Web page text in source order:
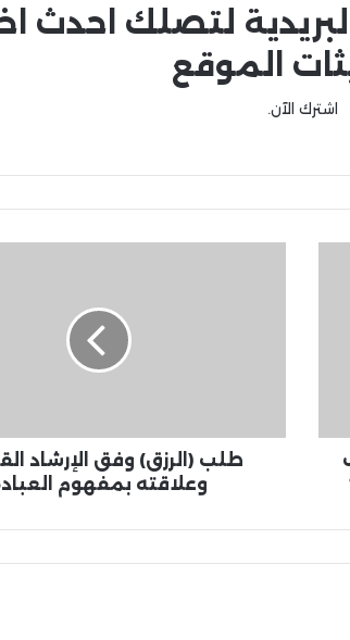
لتصلك احدث
الموقع
اشترك الآن.
طلب (الرزق) وفق الإرشاد
وعلاقته بمفهوم